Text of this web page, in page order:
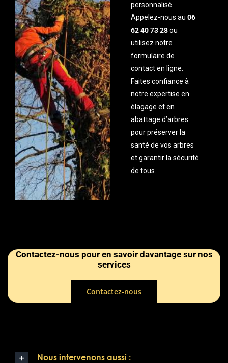
personnalisé.
Appelez-nous au 06
62 40 73 28ou
utilisez notre
formulaire de
contact en ligne.
Faites confiance à
notre expertise en
élagage et en
abattage d’arbres
pour préserver la
santé de vos arbres
et garantir la sécurité
de tous.
Contactez-nous pour en savoir davantage sur nos
services
Contactez-nous
Nous intervenons aussi :